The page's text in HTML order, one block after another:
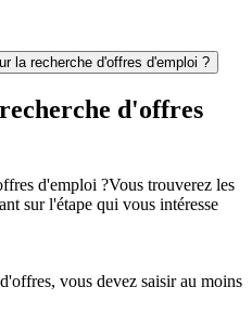
la recherche d'offres d'emploi ?
d'offres
d'emploi ?Vous trouverez les
sur l'étape qui vous intéresse
vous devez saisir au moins